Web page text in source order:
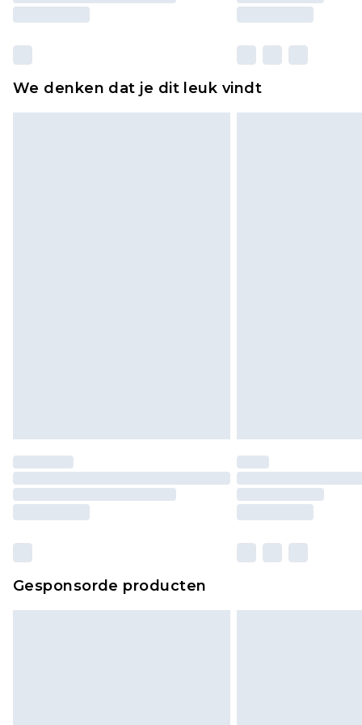
We denken dat je dit leuk vindt
Gesponsorde producten